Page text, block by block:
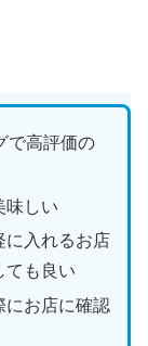
で高評価の
味しい
に入れるお店
ても良い
にお店に確認